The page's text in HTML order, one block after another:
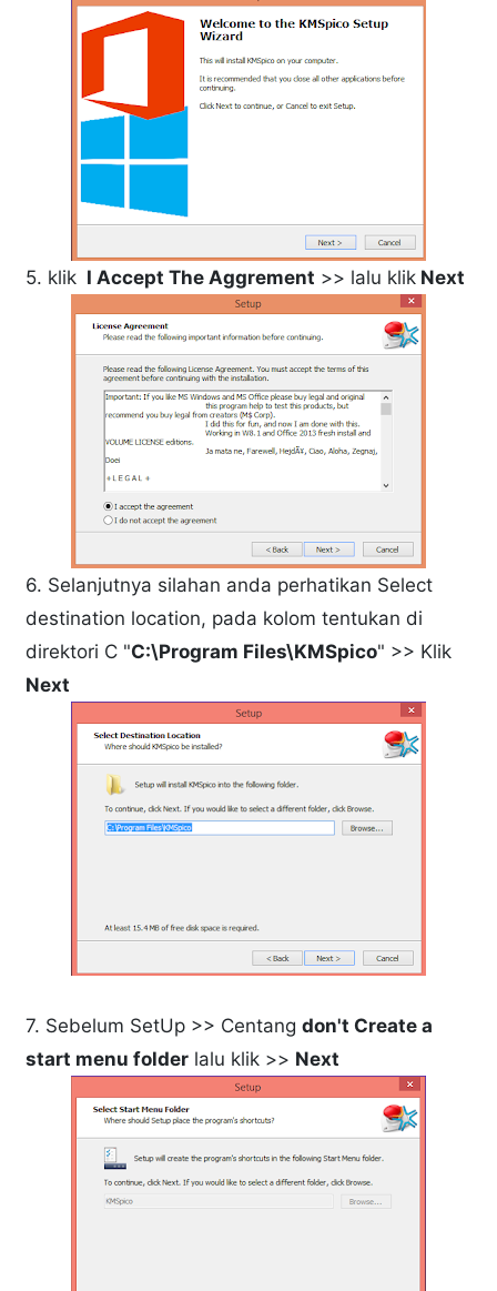
5. klik I Accept The Aggrement >> lalu klik Next
6. Selanjutnya silahan anda perhatikan Select
destination location, pada kolom tentukan di
direktori C "C:\Program Files\KMSpico" >> Klik
Next
7. Sebelum SetUp >> Centangdon't Create a
start menu folder lalu klik >> Next